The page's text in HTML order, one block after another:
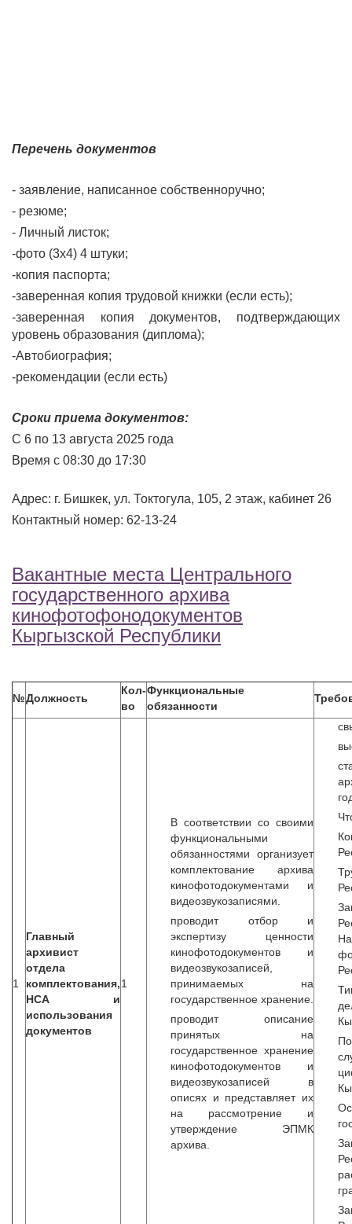
Перечень документов
- заявление, написанное собственноручно;
- резюме;
- Личный листок;
-фото (3х4) 4 штуки;
-копия паспорта;
-заверенная копия трудовой книжки (если есть);
-заверенная копия документов, подтверждающих
уровень образования (диплома);
-Автобиография;
-рекомендации (если есть)
Сроки приема документов:
С 6 по 13 августа 2025 года
Время с 08:30 до 17:30
Адрес: г. Бишкек, ул. Токтогула, 105, 2 этаж, кабинет 26
Контактный номер: 62-13-24
Вакантные места Центрального
государственного архива
кинофотофонодокументов
Кыргызской Республики
№Должность
Кол-
во
Функциональные
обязанности
1
Главный
архивист
отдела
комплектования,
НСА и
использования
документов
1
В соответствии со своими
функциональными
обязанностями организует
комплектование архива
кинофотодокументами и
видеозвукозаписями.
проводит отбор и
экспертизу ценности
кинофотодокументов и
видеозвукозаписей,
принимаемых на
государственное хранение.
проводит описание
принятых на
государственное хранение
кинофотодокументов и
видеозвукозаписей в
описях и представляет их
на рассмотрение и
утверждение ЭПМК
архива.